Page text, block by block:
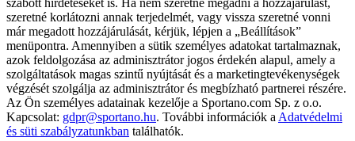
szabott hirdetéseket is. Ha nem szeretné megadni a hozzájárulást,
szeretné korlátozni annak terjedelmét, vagy vissza szeretné vonni
már megadott hozzájárulását, kérjük, lépjen a „Beállítások”
menüpontra. Amennyiben a sütik személyes adatokat tartalmaznak,
azok feldolgozása az adminisztrátor jogos érdekén alapul, amely a
szolgáltatások magas szintű nyújtását és a marketingtevékenységek
végzését szolgálja az adminisztrátor és megbízható partnerei részére.
Az Ön személyes adatainak kezelője a Sportano.com Sp. z o.o.
Kapcsolat: gdpr@sportano.hu. További információk a Adatvédelmi
és süti szabályzatunkban találhatók.